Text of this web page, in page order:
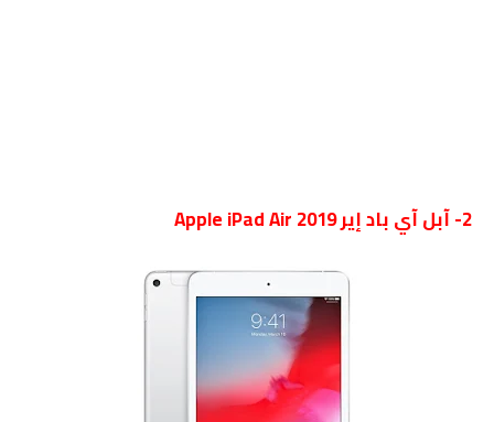
2- آبل آي باد إير Apple iPad Air 2019